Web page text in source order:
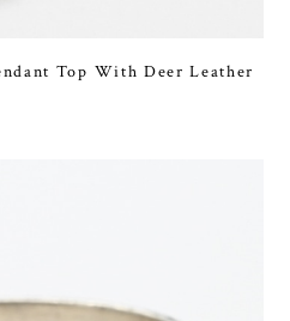
Top With Deer Leather